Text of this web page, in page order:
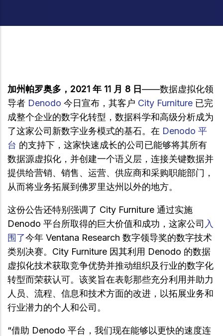
加州帕罗奥多，2021 年 11 月 8 日——数据虚拟化领
导者 Denodo 今日宣布，其客户 City Furniture 已完
成整个企业的数字化转型，数据科学和高级分析成为
了这家公司新数字业务模式的基石。在 Denodo 平
台 的支持下，这家快速成长的公司已能够将其所有
数据源虚拟化，并创建一个语义层，连接关键数据并
提供给营销、销售、运营、供应商和采购职能部门，
从而将业务拓展到佛罗里达州以外的地方。
这份公告还特别强调了 City Furniture 通过实施
Denodo 平台所取得的巨大价值和成功，这家公司 入
围了今年 Ventana Research 数字领导奖的数字技术
类别决赛。City Furniture 因其利用 Denodo 的数据
虚拟化技术获取竞争优势并推动组织及行业的数字化
转型而荣获认可。该奖旨在表彰那些充分利用并助力
人员、流程、信息和技术方面的改进，以拓展业务和
行业潜力的个人和公司。
“借助 Denodo 平台，我们现在能够以更快的速度连